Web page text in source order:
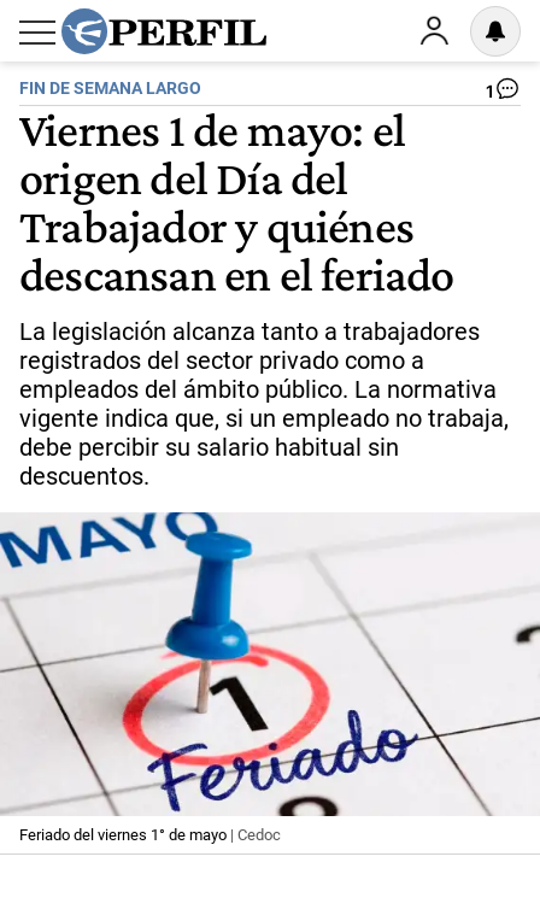
FIN DE SEMANA LARGO 1
Viernes 1 de mayo: el
origen del Día del
Trabajador y quiénes
descansan en el feriado
La legislación alcanza tanto a trabajadores
registrados del sector privado como a
empleados del ámbito público. La normativa
vigente indica que, si un empleado no trabaja,
debe percibir su salario habitual sin
descuentos.
Feriado del viernes 1° de mayo | Cedoc